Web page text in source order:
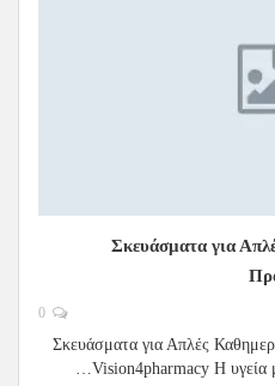
Σκευάσματα για
Σκευάσματα για Απλές
Vision4pharmacy Η υγεία